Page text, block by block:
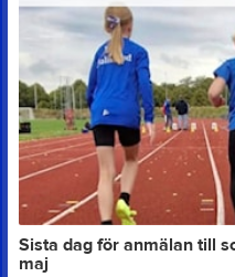
Sista dag för anmälan till
maj